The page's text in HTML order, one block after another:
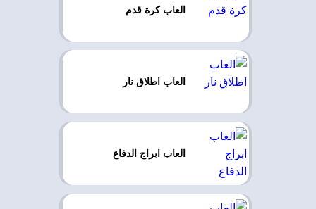
العاب كرة قدم
العاب اطلاق نار
العاب ابراج الدفاع